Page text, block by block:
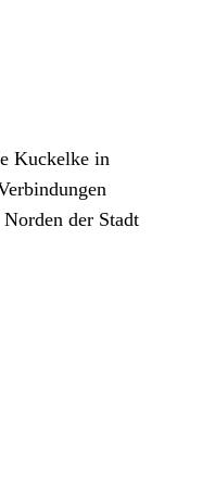
Kuckelke in
der Stadt